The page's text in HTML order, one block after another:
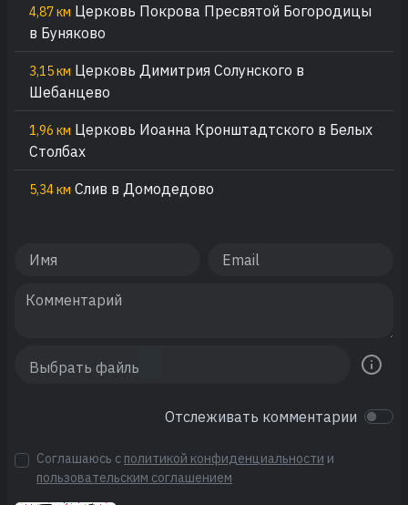
4,87 км Церковь Покрова Пресвятой Богородицы
в Буняково
3,15 км Церковь Димитрия Солунского в
Шебанцево
1,96 км Церковь Иоанна Кронштадтского в Белых
Столбах
5,34 км Слив в Домодедово
Отслеживать комментарии
Соглашаюсь с политикой конфиденциальности и
пользовательским соглашением